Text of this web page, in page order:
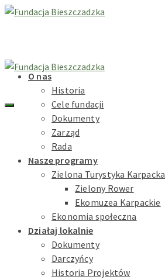
O nas
Historia
Cele fundacji
Dokumenty
Zarząd
Rada
Nasze programy
Zielona Turystyka Karpacka
Zielony Rower
Ekomuzea Karpackie
Ekonomia społeczna
Działaj lokalnie
Dokumenty
Darczyńcy
Historia Projektów